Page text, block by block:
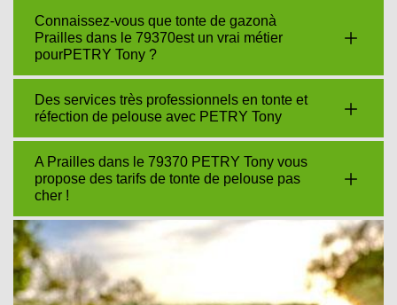
Connaissez-vous que tonte de gazonà
Prailles dans le 79370est un vrai métier
pourPETRY Tony ?
Des services très professionnels en tonte et
réfection de pelouse avec PETRY Tony
A Prailles dans le 79370 PETRY Tony vous
propose des tarifs de tonte de pelouse pas
cher !